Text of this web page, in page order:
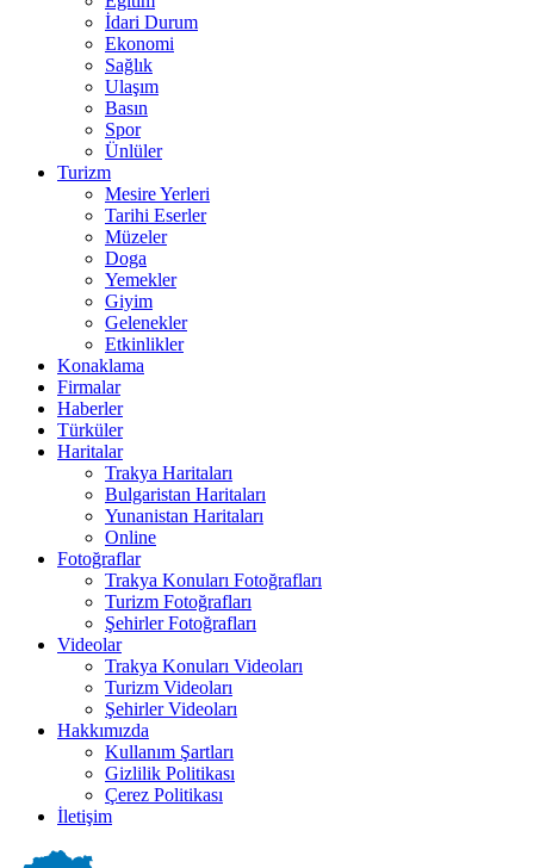
İdari Durum
Ekonomi
Sağlık
Ulaşım
Basın
Spor
Ünlüler
Turizm
Mesire Yerleri
Tarihi Eserler
Müzeler
Doga
Yemekler
Giyim
Gelenekler
Etkinlikler
Konaklama
Firmalar
Haberler
Türküler
Haritalar
Trakya Haritaları
Bulgaristan Haritaları
Yunanistan Haritaları
Online
Fotoğraflar
Trakya Konuları Fotoğrafları
Turizm Fotoğrafları
Şehirler Fotoğrafları
Videolar
Trakya Konuları Videoları
Turizm Videoları
Şehirler Videoları
Hakkımızda
Kullanım Şartları
Gizlilik Politikası
Çerez Politikası
İletişim